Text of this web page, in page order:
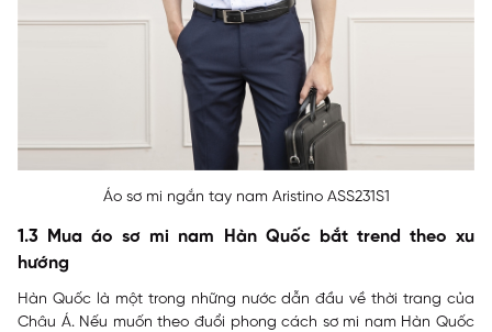
Áo sơ mi ngắn tay nam Aristino ASS231S1
1.3 Mua áo sơ mi nam Hàn Quốc bắt trend theo xu
hướng
Hàn Quốc là một trong những nước dẫn đầu về thời trang của
Châu Á. Nếu muốn theo đuổi phong cách sơ mi nam Hàn Quốc